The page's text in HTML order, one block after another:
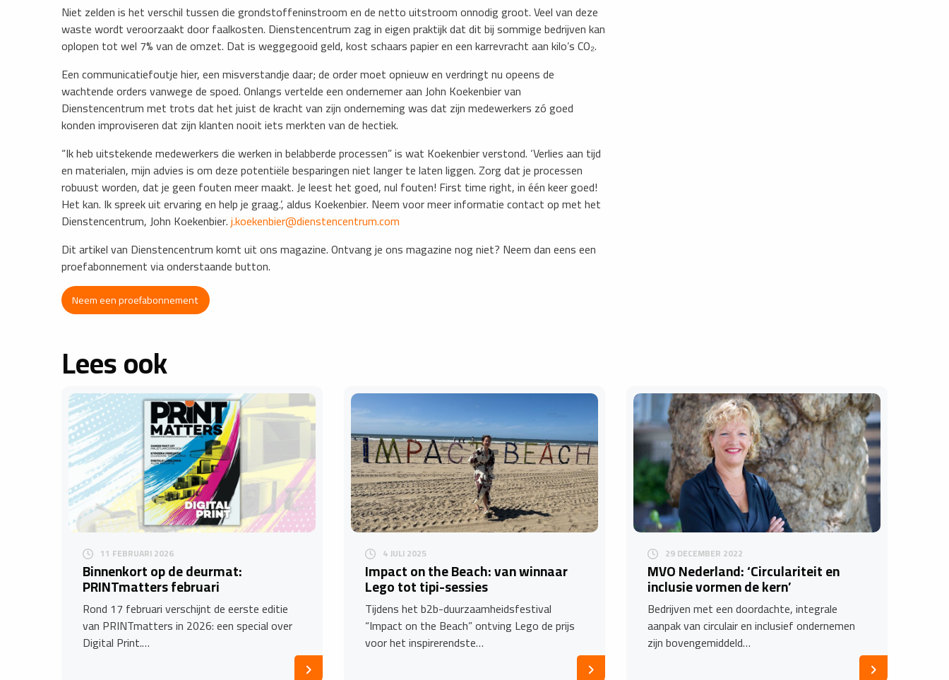
Niet zelden is het verschil tussen die grondstoffeninstroom en de netto uitstroom onnodig groot. Veel van deze
waste wordt veroorzaakt door faalkosten. Dienstencentrum zag in eigen praktijk dat dit bij sommige bedrijven kan
oplopen tot wel 7% van de omzet. Dat is weggegooid geld, kost schaars papier en een karrevracht aan kilo’s CO₂.
Een communicatiefoutje hier, een misverstandje daar; de order moet opnieuw en verdringt nu opeens de
wachtende orders vanwege de spoed. Onlangs vertelde een ondernemer aan John Koekenbier van
Dienstencentrum met trots dat het juist de kracht van zijn onderneming was dat zijn medewerkers zó goed
konden improviseren dat zijn klanten nooit iets merkten van de hectiek.
“Ik heb uitstekende medewerkers die werken in belabberde processen” is wat Koekenbier verstond. ‘Verlies aan tijd
en materialen, mijn advies is om deze potentiële besparingen niet langer te laten liggen. Zorg dat je processen
robuust worden, dat je geen fouten meer maakt. Je leest het goed, nul fouten! First time right, in één keer goed!
Het kan. Ik spreek uit ervaring en help je graag.’, aldus Koekenbier. Neem voor meer informatie contact op met het
Dienstencentrum, John Koekenbier.j.koekenbier@dienstencentrum.com
Dit artikel van Dienstencentrum komt uit ons magazine. Ontvang je ons magazine nog niet? Neem dan eens een
proefabonnement via onderstaande button.
Neem een proefabonnement
Lees ook
11 FEBRUARI 2026
Binnenkort op de deurmat:
PRINTmatters februari
Rond 17 februari verschijnt de eerste editie
van PRINTmatters in 2026: een special over
Digital Print.…
4 JULI 2025
Impact on the Beach: van winnaar
Lego tot tipi-sessies
Tijdens het b2b-duurzaamheidsfestival
“Impact on the Beach” ontving Lego de prijs
voor het inspirerendste…
29 DECEMBER 2022
MVO Nederland: ‘Circulariteit en
inclusie vormen de kern’
Bedrijven met een doordachte, integrale
aanpak van circulair en inclusief ondernemen
zijn bovengemiddeld…